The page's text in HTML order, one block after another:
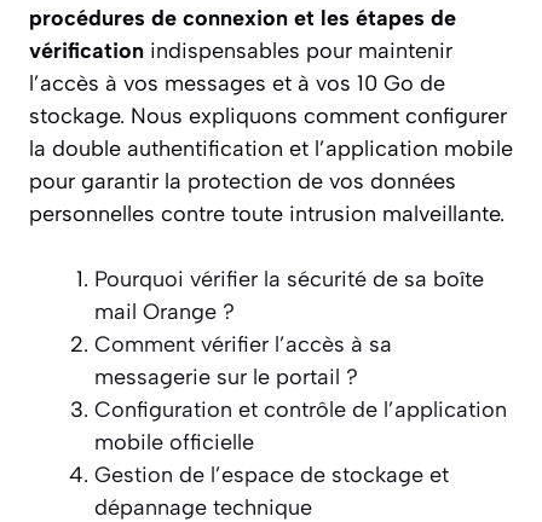
procédures de connexion et les étapes de
vérification indispensables pour maintenir
l’accès à vos messages et à vos 10 Go de
stockage. Nous expliquons comment configurer
la double authentification et l’application mobile
pour garantir la protection de vos données
personnelles contre toute intrusion malveillante.
Pourquoi vérifier la sécurité de sa boîte
mail Orange ?
Comment vérifier l’accès à sa
messagerie sur le portail ?
Configuration et contrôle de l’application
mobile officielle
Gestion de l’espace de stockage et
dépannage technique